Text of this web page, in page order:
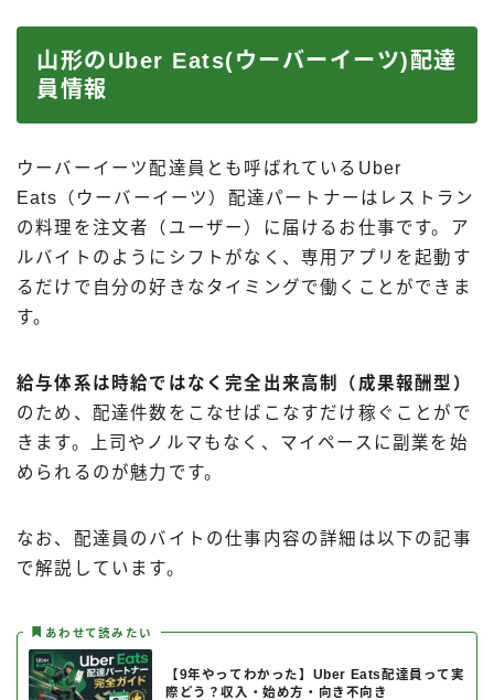
山形のUber Eats(ウーバーイーツ)配達
員情報
ウーバーイーツ配達員とも呼ばれているUber
Eats（ウーバーイーツ）配達パートナーはレストラン
の料理を注文者（ユーザー）に届けるお仕事です。ア
ルバイトのようにシフトがなく、専用アプリを起動す
るだけで自分の好きなタイミングで働くことができま
す。
給与体系は時給ではなく完全出来高制（成果報酬型）
のため、配達件数をこなせばこなすだけ稼ぐことがで
きます。上司やノルマもなく、マイペースに副業を始
められるのが魅力です。
なお、配達員のバイトの仕事内容の詳細は以下の記事
で解説しています。
あわせて読みたい
【9年やってわかった】Uber Eats配達員って実
際どう？収入・始め方・向き不向き